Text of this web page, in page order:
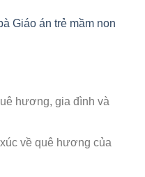
Giáo án trẻ mầm non
hương, gia đình và
về quê hương của